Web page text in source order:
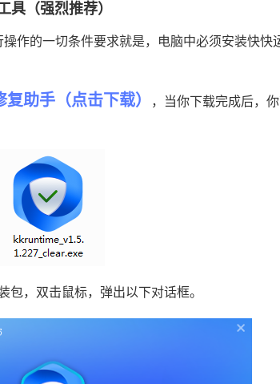
具（强烈推荐）
作的一切条件要求就是，电脑中必须安装快快
助手（点击下载）
，当你下载完成后，
包，双击鼠标，弹出以下对话框。